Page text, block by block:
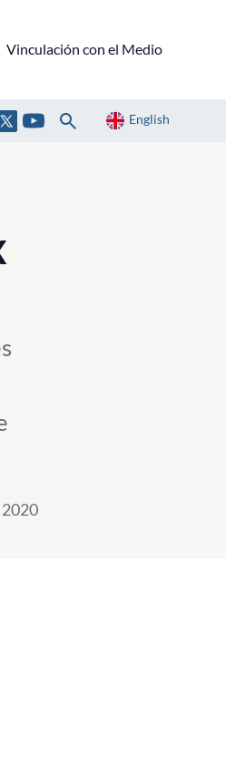
Vinculación con el Medio
English
2020